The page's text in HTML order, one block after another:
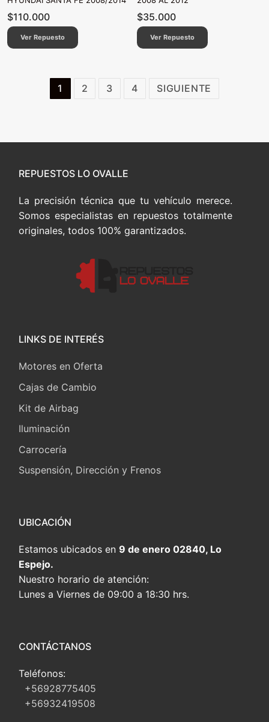
$110.000
Ver Repuesto
$35.000
Ver Repuesto
Paginación
1 2 3 4 SIGUIENTE
REPUESTOS LO OVALLE
La precisión técnica que tu vehículo merece.
Somos especialistas en repuestos totalmente
originales, todos 100% garantizados.
LINKS DE INTERÉS
Motores en Oferta
Cajas de Cambio
Kit de Airbag
Iluminación
Carrocería
Suspensión, Dirección y Frenos
UBICACIÓN
Estamos ubicados en 9 de enero 02840, Lo
Espejo.
Nuestro horario de atención:
Lunes a Viernes de 09:00 a 18:30 hrs.
CONTÁCTANOS
Teléfonos:
+56928775405
+56932419508